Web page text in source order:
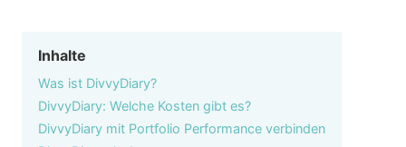
Inhalte
Was ist DivvyDiary?
DivvyDiary: Welche Kosten gibt es?
DivvyDiary mit Portfolio Performance verbinden